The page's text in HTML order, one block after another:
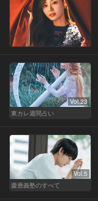
Vol.23
東カレ週間占い
Vol.5
慶應義塾のすべて